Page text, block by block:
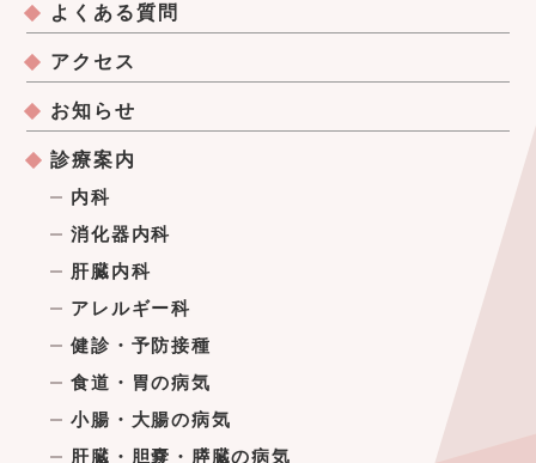
よくある質問
アクセス
お知らせ
診療案内
内科
消化器内科
肝臓内科
アレルギー科
健診・予防接種
食道・胃の病気
小腸・大腸の病気
肝臓・胆嚢・膵臓の病気